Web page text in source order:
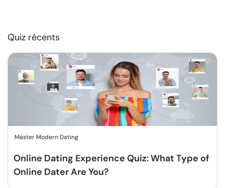
Quiz récents
Master Modern Dating
Online Dating Experience Quiz: What Type of
Online Dater Are You?